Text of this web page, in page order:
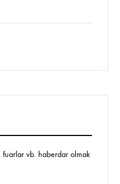
fuarlar vb. haberdar olmak